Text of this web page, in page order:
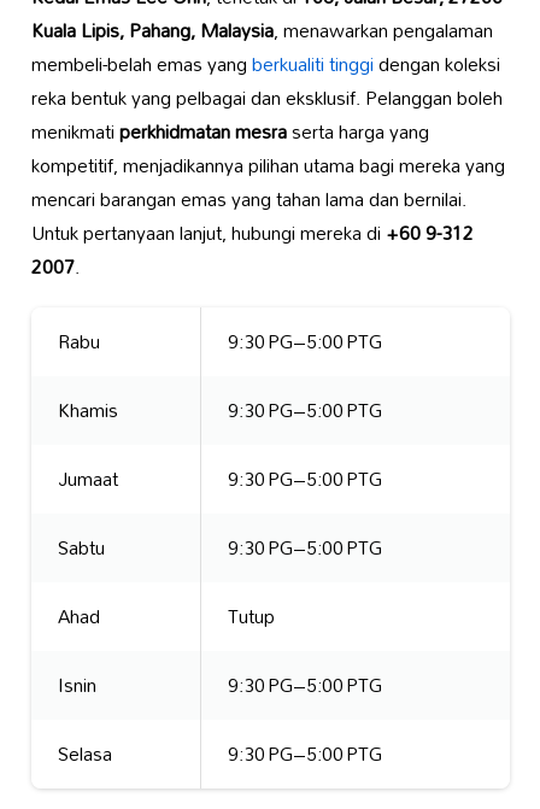
Kuala Lipis, Pahang, Malaysia, menawarkan pengalaman
membeli-belah emas yangberkualiti tinggidengan koleksi
reka bentuk yang pelbagai dan eksklusif. Pelanggan boleh
menikmatiperkhidmatan mesraserta harga yang
kompetitif, menjadikannya pilihan utama bagi mereka yang
mencari barangan emas yang tahan lama dan bernilai.
Untuk pertanyaan lanjut, hubungi mereka di+60 9-312
2007.
Rabu
9:30 PG–5:00 PTG
Khamis
9:30 PG–5:00 PTG
Jumaat
9:30 PG–5:00 PTG
Sabtu
9:30 PG–5:00 PTG
Ahad
Tutup
Isnin
9:30 PG–5:00 PTG
Selasa
9:30 PG–5:00 PTG